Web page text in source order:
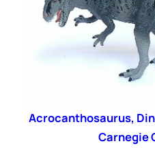
Acrocanthosaurus,
Carnegie